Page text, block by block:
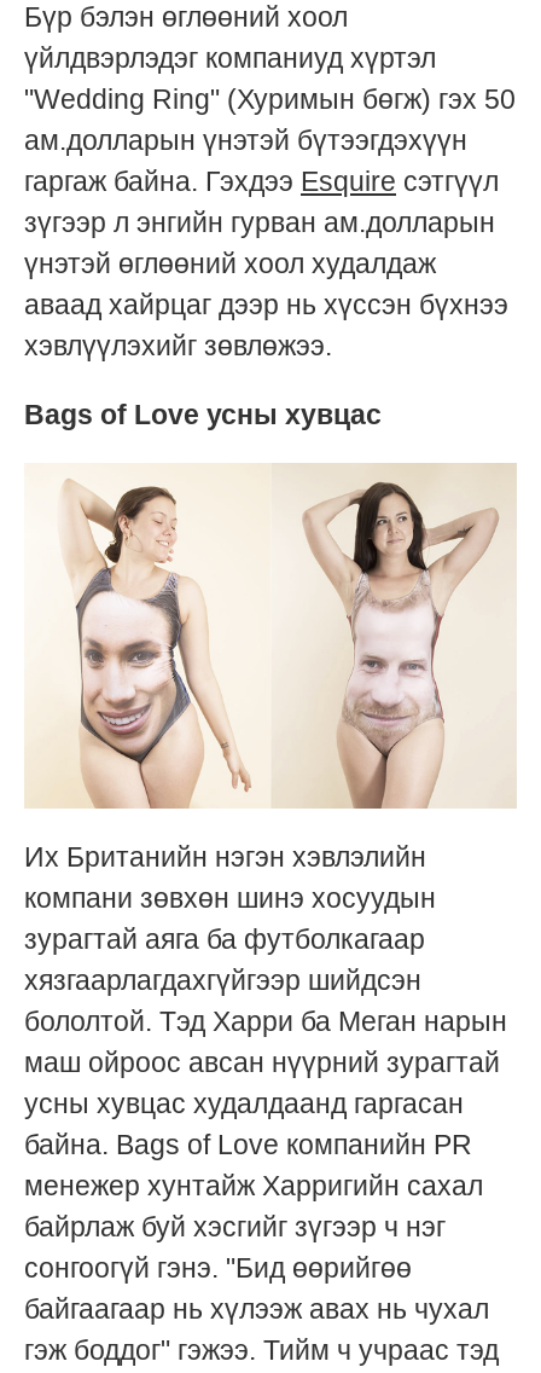
Бүр бэлэн өглөөний хоол
үйлдвэрлэдэг компаниуд хүртэл
"Wedding Ring" (Хуримын бөгж) гэх 50
ам.долларын үнэтэй бүтээгдэхүүн
гаргаж байна. Гэхдээ Esquire сэтгүүл
зүгээр л энгийн гурван ам.долларын
үнэтэй өглөөний хоол худалдаж
аваад хайрцаг дээр нь хүссэн бүхнээ
хэвлүүлэхийг зөвлөжээ.
Bags of Love усны хувцас
Их Британийн нэгэн хэвлэлийн
компани зөвхөн шинэ хосуудын
зурагтай аяга ба футболкагаар
хязгаарлагдахгүйгээр шийдсэн
бололтой. Тэд Харри ба Меган нарын
маш ойроос авсан нүүрний зурагтай
усны хувцас худалдаанд гаргасан
байна. Bags of Love компанийн PR
менежер хунтайж Харригийн сахал
байрлаж буй хэсгийг зүгээр ч нэг
сонгоогүй гэнэ. "Бид өөрийгөө
байгаагаар нь хүлээж авах нь чухал
гэж боддог" гэжээ. Тийм ч учраас тэд